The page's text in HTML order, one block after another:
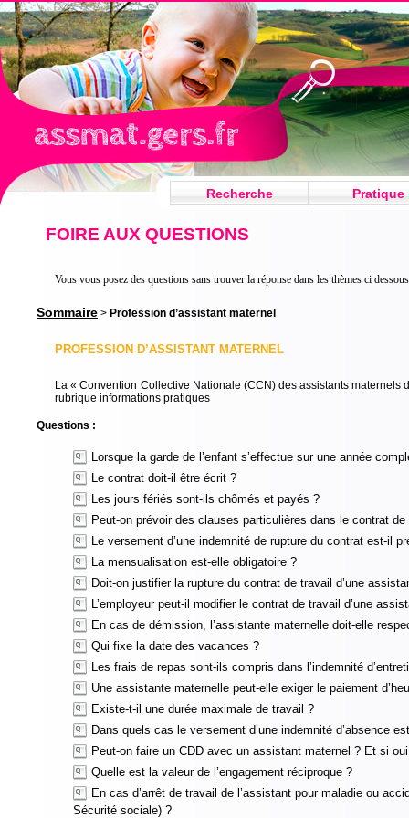
Recherche Pratique
FOIRE AUX QUESTIONS
Vous vous posez des questions sans trouver la réponse dans les thèmes ci
Sommaire > Profession d’assistant maternel
PROFESSION D’ASSISTANT MATERNEL
La « Convention Collective Nationale (CCN) des assistants
rubrique informations pratiques
Questions :
Lorsque la garde de l’enfant s’effectue sur une année
Le contrat doit-il être écrit ?
Les jours fériés sont-ils chômés et payés ?
Peut-on prévoir des clauses particulières dans le contrat
Le versement d’une indemnité de rupture du contrat est-il
La mensualisation est-elle obligatoire ?
Doit-on justifier la rupture du contrat de travail d’une
L’employeur peut-il modifier le contrat de travail d’une
En cas de démission, l’assistante maternelle doit-elle
Qui fixe la date des vacances ?
Les frais de repas sont-ils compris dans l’indemnité
Une assistante maternelle peut-elle exiger le paiement
Existe-t-il une durée maximale de travail ?
Dans quels cas le versement d’une indemnité d’absence
Peut-on faire un CDD avec un assistant maternel ? Et si
Quelle est la valeur de l’engagement réciproque ?
En cas d’arrêt de travail de l’assistant pour maladie ou
Sécurité sociale) ?